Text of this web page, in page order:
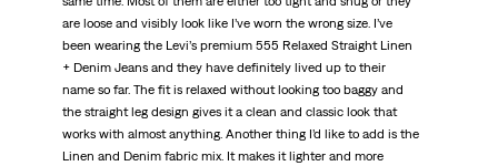
are loose and visibly look like I’ve worn the wrong size. I’ve
been wearing the Levi’s premium 555 Relaxed Straight Linen
+ Denim Jeans and they have definitely lived up to their
name so far. The fit is relaxed without looking too baggy and
the straight leg design gives it a clean and classic look that
works with almost anything. Another thing I’d like to add is the
Linen and Denim fabric mix. It makes it lighter and more